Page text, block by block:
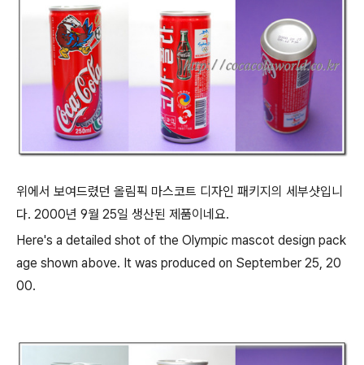
위에서 보여드렸던 올림픽 마스코트 디자인 패키지의 세부샷입니
다. 2000년 9월 25일 생산된 제품이네요.
Here's a detailed shot of the Olympic mascot design pack
age shown above. It was produced on September 25, 20
00.